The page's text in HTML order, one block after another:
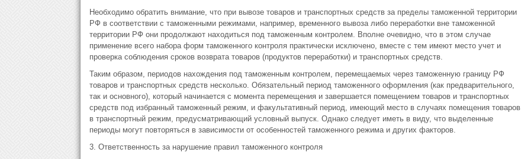
Необходимо обратить внимание, что при вывозе товаров и транспортных средств за пределы таможенной территории
РФ в соответствии с таможенными режимами, например, временного вывоза либо переработки вне таможенной
территории РФ они продолжают находиться под таможенным контролем. Вполне очевидно, что в этом случае
применение всего набора форм таможенного контроля практически исключено, вместе с тем имеют место учет и
проверка соблюдения сроков возврата товаров (продуктов переработки) и транспортных средств.
Таким образом, периодов нахождения под таможенным контролем, перемещаемых через таможенную границу РФ
товаров и транспортных средств несколько. Обязательный период таможенного оформления (как предварительного,
так и основного), который начинается с момента перемещения и завершается помещением товаров и транспортных
средств под избранный таможенный режим, и факультативный период, имеющий место в случаях помещения товаров
в транспортный режим, предусматривающий условный выпуск. Однако следует иметь в виду, что выделенные
периоды могут повторяться в зависимости от особенностей таможенного режима и других факторов.
3. Ответственность за нарушение правил таможенного контроля